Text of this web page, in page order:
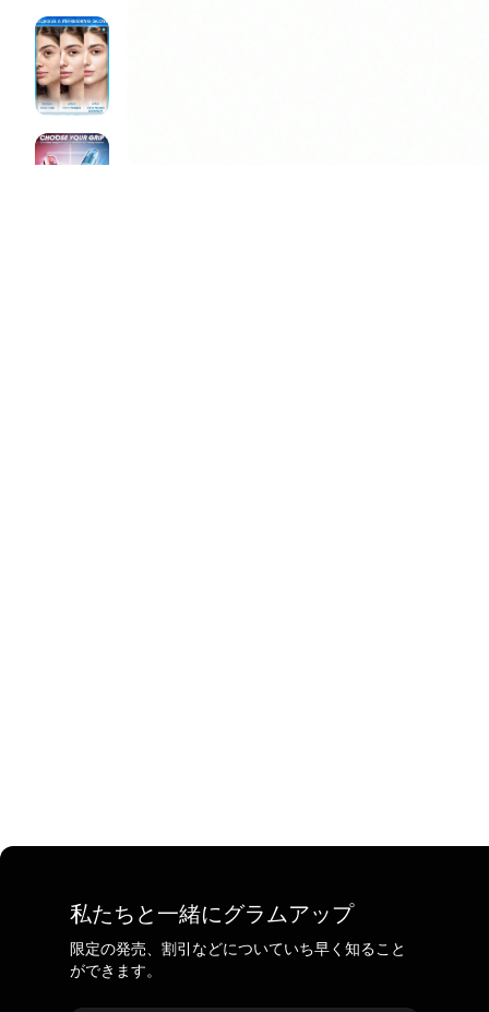
私たちと一緒にグラムアップ
限定の発売、割引などについていち早く知ること
ができます。